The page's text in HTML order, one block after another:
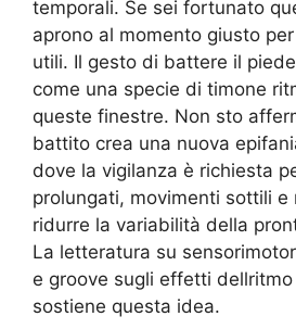
temporali. Se sei fortunato
aprono al momento giusto
utili. Il gesto di battere il
come una specie di timone
queste finestre. Non sto
battito crea una nuova
dove la vigilanza è richiesta
prolungati, movimenti sottili e
ridurre la variabilità della
La letteratura su
e groove sugli effetti
sostiene questa idea.